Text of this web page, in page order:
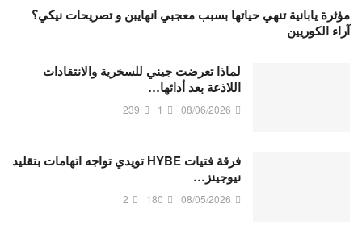
مؤثرة يابانية تنهي حياتها بسبب معجبي انهايبن و تصريحات نيكي؟
آراء الكوريين
لماذا تعرضت جيني للسخرية والانتقادات
اللاذعة بعد أدائها…
08/06/2026
1
239
فرقة فتيات HYBE تويدي تواجه اتهامات بتقليد
نيوجينز…
08/05/2026
180
2